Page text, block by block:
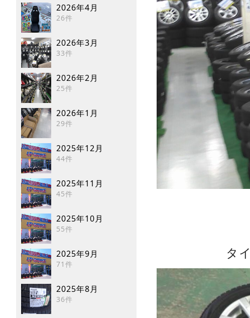
2026年4月
26件
2026年3月
33件
2026年2月
25件
2026年1月
29件
2025年12月
44件
2025年11月
45件
2025年10月
55件
2025年9月
71件
2025年8月
36件
タ